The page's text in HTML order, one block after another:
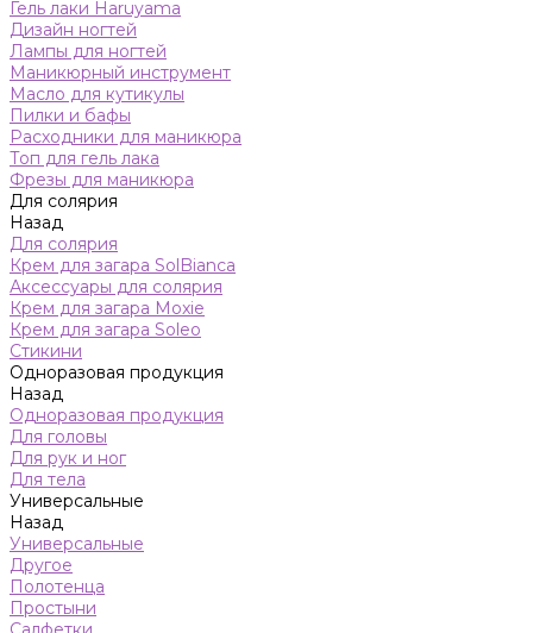
Гель лаки Haruyama
Дизайн ногтей
Лампы для ногтей
Маникюрный инструмент
Масло для кутикулы
Пилки и бафы
Расходники для маникюра
Топ для гель лака
Фрезы для маникюра
Для солярия
Назад
Для солярия
Крем для загара SolBianca
Аксессуары для солярия
Крем для загара Moxie
Крем для загара Soleo
Стикини
Одноразовая продукция
Назад
Одноразовая продукция
Для головы
Для рук и ног
Для тела
Универсальные
Назад
Универсальные
Другое
Полотенца
Простыни